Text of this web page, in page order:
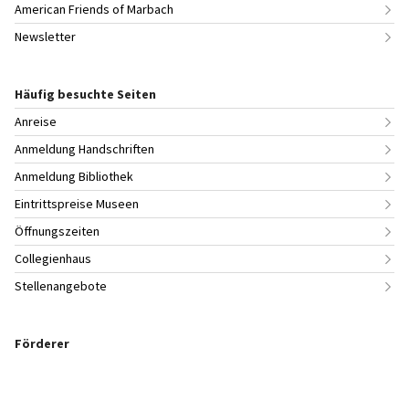
American Friends of Marbach
Newsletter
Häufig besuchte Seiten
Anreise
Anmeldung Handschriften
Anmeldung Bibliothek
Eintrittspreise Museen
Öffnungszeiten
Collegienhaus
Stellenangebote
Förderer